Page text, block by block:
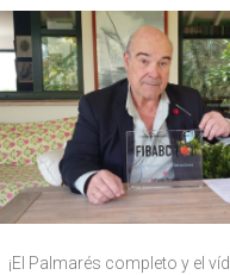
¡El Palmarés completo y el